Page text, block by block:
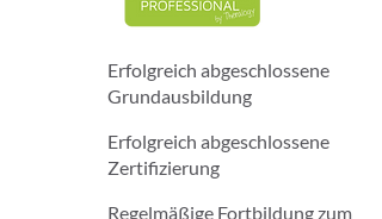
Erfolgreich abgeschlossene
Grundausbildung
Erfolgreich abgeschlossene
Zertifizierung
Regelmäßige Fortbildung zum